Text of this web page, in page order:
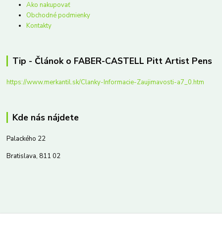
Ako nakupovať
Obchodné podmienky
Kontakty
Tip - Článok o FABER-CASTELL Pitt Artist Pens
https://www.merkantil.sk/Clanky-Informacie-Zaujimavosti-a7_0.htm
Kde nás nájdete
Palackého 22
Bratislava, 811 02